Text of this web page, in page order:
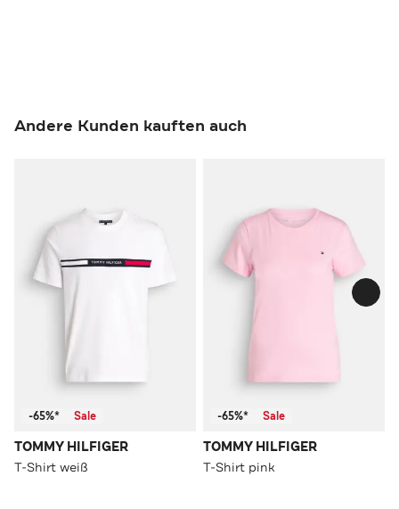
Andere Kunden kauften auch
-65%* Sale
TOMMY HILFIGER
T-Shirt weiß
-65%* Sale
TOMMY HILFIGER
T-Shirt pink